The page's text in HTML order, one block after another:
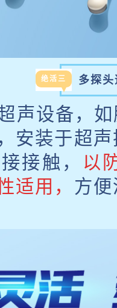
绝活三 多探
声设备，
安装于超
接触， 以
适用， 方